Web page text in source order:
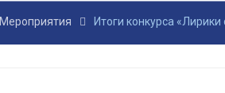
Мероприятия Итоги конкурса «Лирики